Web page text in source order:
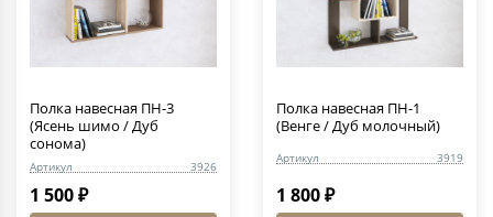
Полка навесная ПН-3
(Ясень шимо / Дуб
сонома)
Артикул 3926
1 500 ₽
Полка навесная ПН-1
(Венге / Дуб молочный)
Артикул 3919
1 800 ₽